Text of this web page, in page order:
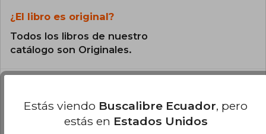
¿El libro es original?
Todos los libros de nuestro
catálogo son Originales.
La encuadernación de esta edición es Tapa
Estás viendo Buscalibre Ecuador, pero
estás en Estados Unidos